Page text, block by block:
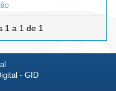
1 a 1 de 1
- GID